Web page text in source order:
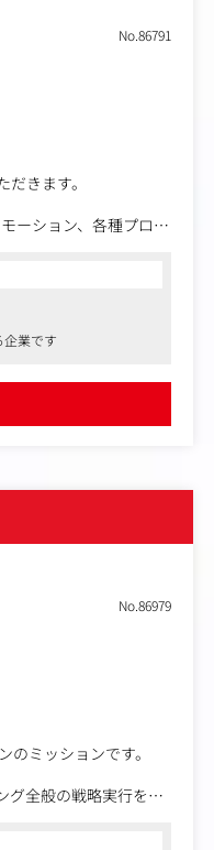
No.86791
きます。
ーション、各種プロジ
をしながら、企画提
かした提案が可能で
期日までに納品。 その
の業務も一部兼任し
業です
No.86979
ミッションです。
グ全般の戦略実行を担
体（動画・音声な